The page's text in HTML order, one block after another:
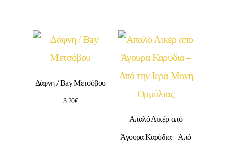
Δάφνη / Bay Μετσόβου
3.20€
Απαλό Λικέρ από
Άγουρα Καρύδια – Από